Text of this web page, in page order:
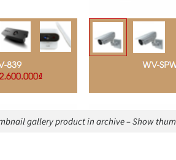
gallery product in archive – Show